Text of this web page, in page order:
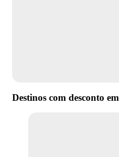
Destinos com desconto em